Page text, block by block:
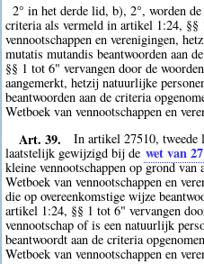
2° in het derde lid, b), 2°, worden
criteria als vermeld in artikel 1:24, §§
vennootschappen en verenigingen,
mutatis mutandis beantwoorden aan
§§ 1 tot 6" vervangen door de
aangemerkt, hetzij natuurlijke
beantwoorden aan de criteria
Wetboek van vennootschappen en
Art. 39.
In artikel 27510, tweede
laatstelijk gewijzigd bij de wet van
kleine vennootschappen op grond
Wetboek van vennootschappen en
die op overeenkomstige wijze
artikel 1:24, §§ 1 tot 6" vervangen
vennootschap of is een natuurlijk
beantwoordt aan de criteria
Wetboek van vennootschappen en